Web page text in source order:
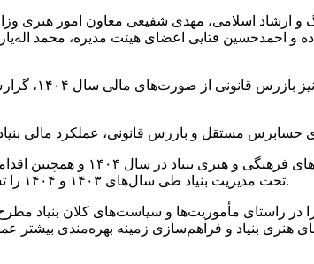
اسلامی، مهدی شفیعی معاون امور هنری
و احمدحسین فتایی اعضای هیئت مدیره، محمد
محمد اله‌یاری فومنی،
تحت مدیریت بنیاد طی سال‌های ۱۴۰۳ و ۱۴۰۴ را تشریح و چشم‌انداز برنامه‌ها و رویکردهای پیش‌روی بنیاد را برای اعضا تبیین کرد.
در راستای مأموریت‌ها و سیاست‌های کلان بنیاد
هنری بنیاد و فراهم‌سازی زمینه بهره‌مندی بیشتر